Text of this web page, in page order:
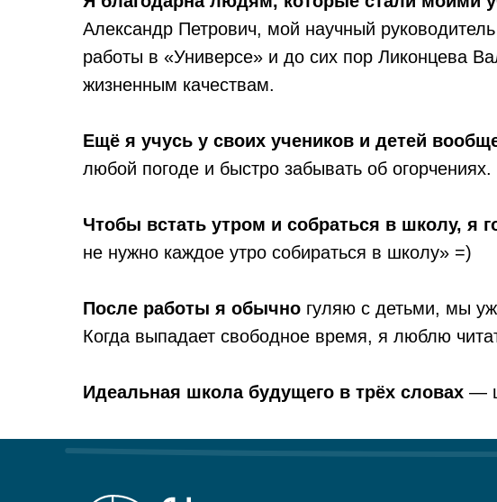
Александр Петрович, мой научный
работы в «Универсе» и до сих пор Ликонцева
жизненным качествам.
Ещё я учусь у своих учеников и детей
любой погоде и быстро забывать об огорчениях.
Чтобы встать утром и собраться в школу, я
не нужно каждое утро собираться в школу» =)
После работы я обычно гуляю с детьми, мы
Когда выпадает свободное время, я люблю
Идеальная школа будущего в трёх словах —